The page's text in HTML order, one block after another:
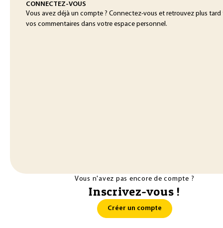
CONNECTEZ-VOUS
Vous avez déjà un compte ? Connectez-vous et retrouvez plus tard
vos commentaires dans votre espace personnel.
Vous n'avez pas encore de compte ?
Inscrivez-vous !
Créer un compte